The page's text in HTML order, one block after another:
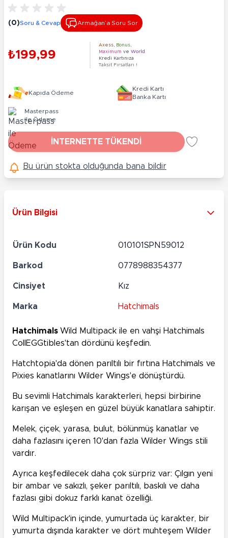
(0)Soru & Cevap Armağan’a Soru Sor
₺199,99
Axess Bonus
Maximum ve World
Kredi Kartınıza
Taksit Fırsatları !
Kapıda Ödeme
Kredi Kartı
Banka Kartı
Masterpass
ile Ödeme
İNTERNETTE TÜKENDİ
Bu ürün stokta olduğunda bana bildir
Ürün Bilgisi
Ürün Kodu 010101SPN59012
Barkod 0778988354377
Cinsiyet Kız
Marka Hatchimals
Hatchimals Wild Multipack ile en vahşi Hatchimals
CollEGGtibles'tan dördünü keşfedin.
Hatchtopia'da dönen parıltılı bir fırtına Hatchimals ve
Pixies kanatlarını Wilder Wings'e dönüştürdü.
Bu sevimli Hatchimals karakterleri, hepsi birbirine
karışan ve eşleşen en güzel büyük kanatlara sahiptir.
Melek, çiçek, yarasa, bulut, bölünmüş kanatlar ve
daha fazlasını içeren 10'dan fazla Wilder Wings stili
vardır.
Ayrıca keşfedilecek daha çok sürpriz var: Çılgın yeni
bir ambar ve sakızlı, şeker parıltılı, baskılı ve daha
fazlası gibi dokuz farklı kanat özelliği.
Wild Multipack'in içinde, yumurtada üç karakter, bir
yumurta dışında karakter ve dört muhteşem Wilder